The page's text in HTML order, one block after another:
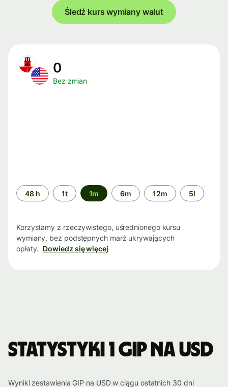
Śledź kurs wymiany walut
0
Bez zmian
Przedział
czasu
48 h 1t 1m 6m 12m 5l
Korzystamy z rzeczywistego, uśrednionego kursu
wymiany, bez podstępnych marż ukrywających
opłaty. Dowiedz się więcej
Statystyki 1 GIP na USD
Wyniki zestawienia GIP na USD w ciągu ostatnich 30 dni